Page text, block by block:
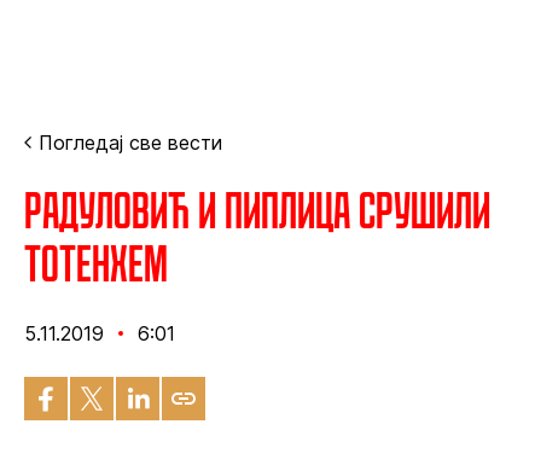
Погледај све вести
Радуловић и Пиплица срушили
Тотенхем
5.11.2019 6:01